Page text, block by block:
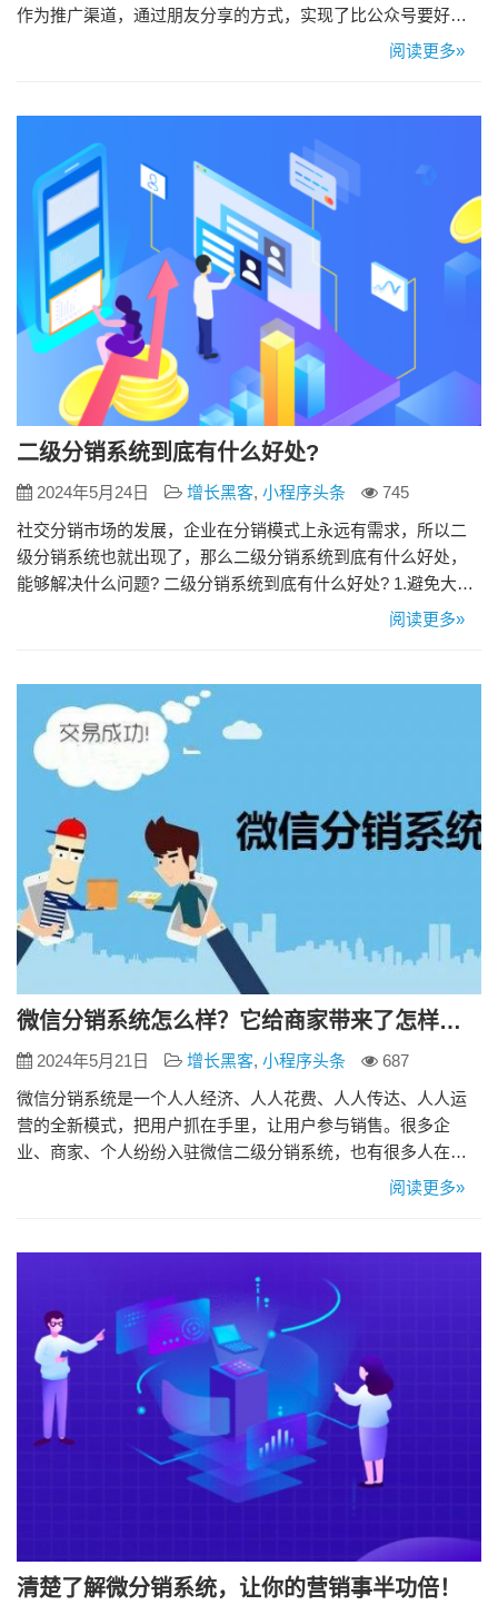
作为推广渠道，通过朋友分享的方式，实现了比公众号要好很
多的效果。 1、建立供应商与客户之间的直接联系 微信二级分
传推广产品 在直接沟通中，用户对产品的了解更全面，商家也
可以掌握自己…
阅读更多»
二级分销系统到底有什么好处?
2024年5月24日 增长黑客, 小程序头条
745
社交分销市场的发展，企业在分销模式上永远有需求，所以二
级分销系统也就出现了，那么二级分销系统到底有什么好处，
能够解决什么问题? 二级分销系统到底有什么好处? 1.避免大量
囤货 电商行业发展迅速，给电商企业也就带来了无形的竞争压
这主要是因为缺乏渠道，缺乏足够的客户量。 二级分销系统的
出现，能…
阅读更多»
微信分销系统怎么样？它给商家带来了怎样的好处？
2024年5月21日 增长黑客, 小程序头条
687
微信分销系统是一个人人经济、人人花费、人人传达、人人运
营的全新模式，把用户抓在手里，让用户参与销售。很多企
业、商家、个人纷纷入驻微信二级分销系统，也有很多人在观
望。微信分销系统到底怎么样?微信分销系统为商家带来了什么
变多店。最快速度拥有最广泛的社交分销渠道，轻松带领成千
阅读更多»
清楚了解微分销系统，让你的营销事半功倍！